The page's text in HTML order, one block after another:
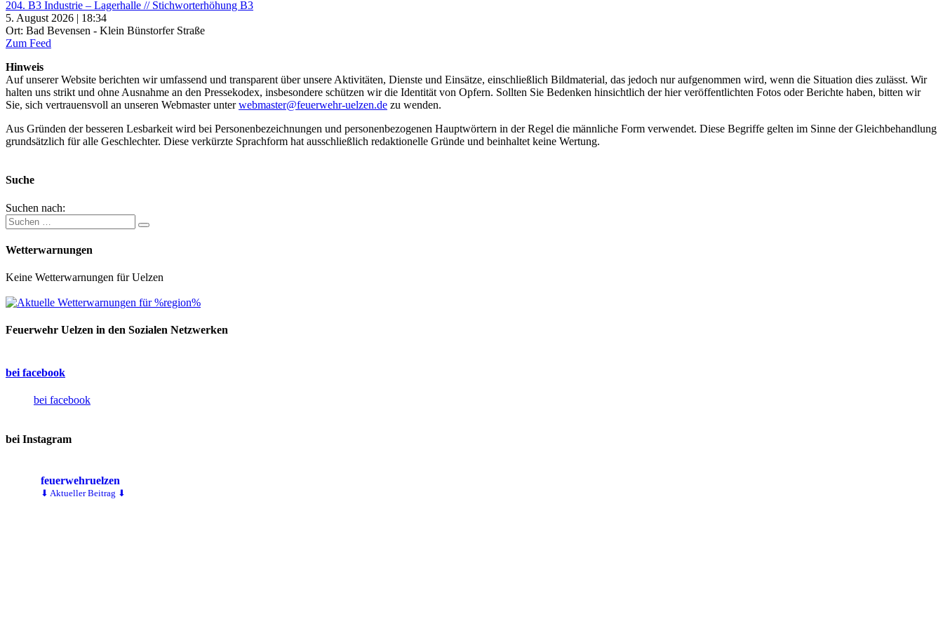
204. B3 Industrie – Lagerhalle // Stichworterhöhung B3
5. August 2026 | 18:34
Ort: Bad Bevensen - Klein Bünstorfer Straße
Zum Feed
Hinweis
Auf unserer Website berichten wir umfassend und transparent über unsere Aktivitäten, Dienste und Einsätze, einschließlich Bildmaterial, das jedoch nur aufgenommen wird, wenn die Situation dies zulässt. Wir
halten uns strikt und ohne Ausnahme an den Pressekodex, insbesondere schützen wir die Identität von Opfern. Sollten Sie Bedenken hinsichtlich der hier veröffentlichten Fotos oder Berichte haben, bitten wir
Sie, sich vertrauensvoll an unseren Webmaster unterwebmaster@feuerwehr-uelzen.de zu wenden.
Aus Gründen der besseren Lesbarkeit wird bei Personenbezeichnungen und personenbezogenen Hauptwörtern in der Regel die männliche Form verwendet. Diese Begriffe gelten im Sinne der Gleichbehandlung
grundsätzlich für alle Geschlechter. Diese verkürzte Sprachform hat ausschließlich redaktionelle Gründe und beinhaltet keine Wertung.
Suche
Suchen nach:
Wetterwarnungen
Keine Wetterwarnungen für Uelzen
Feuerwehr Uelzen in den Sozialen Netzwerken
bei facebook
bei facebook
bei Instagram
feuerwehruelzen
⬇ Aktueller Beitrag ⬇